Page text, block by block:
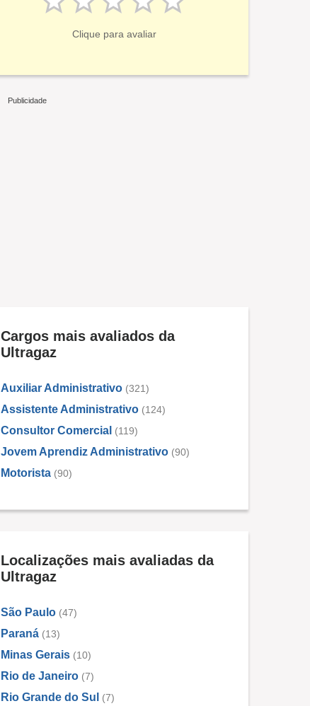
Clique para avaliar
Cargos mais avaliados da
Ultragaz
Auxiliar Administrativo (321)
Assistente Administrativo (124)
Consultor Comercial (119)
Jovem Aprendiz Administrativo (90)
Motorista (90)
Localizações mais avaliadas da
Ultragaz
São Paulo (47)
Paraná (13)
Minas Gerais (10)
Rio de Janeiro (7)
Rio Grande do Sul (7)